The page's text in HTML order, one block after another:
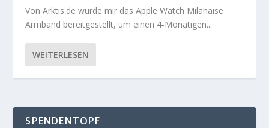
Von Arktis.de wurde mir das Apple Watch Milanaise
Armband bereitgestellt, um einen 4-Monatigen...
WEITERLESEN
SPENDENTOPF